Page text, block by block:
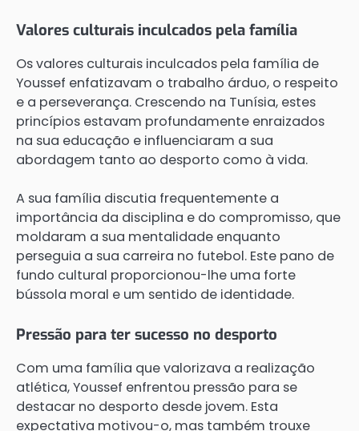
Valores culturais inculcados pela família
Os valores culturais inculcados pela família de
Youssef enfatizavam o trabalho árduo, o respeito
e a perseverança. Crescendo na Tunísia, estes
princípios estavam profundamente enraizados
na sua educação e influenciaram a sua
abordagem tanto ao desporto como à vida.
A sua família discutia frequentemente a
importância da disciplina e do compromisso, que
moldaram a sua mentalidade enquanto
perseguia a sua carreira no futebol. Este pano de
fundo cultural proporcionou-lhe uma forte
bússola moral e um sentido de identidade.
Pressão para ter sucesso no desporto
Com uma família que valorizava a realização
atlética, Youssef enfrentou pressão para se
destacar no desporto desde jovem. Esta
expectativa motivou-o, mas também trouxe